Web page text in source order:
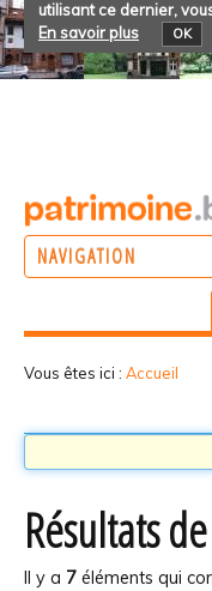
utilisant ce dernier,
En savoir plus
OK
NAVIGATION
Vous êtes ici : Accueil
Résultats
Il y a 7 éléments qui